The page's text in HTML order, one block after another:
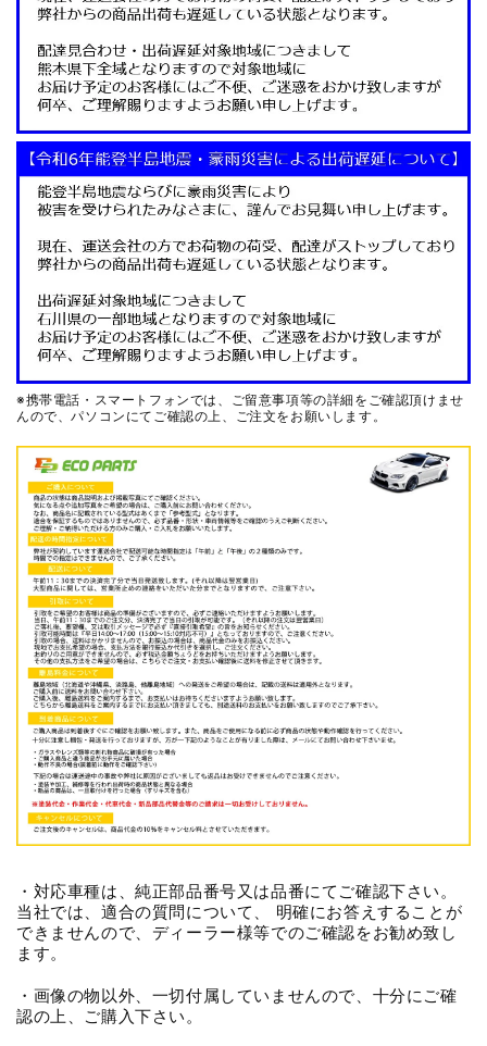
※携帯電話・スマートフォンでは、ご留意事項等の詳細をご確認頂けませ
んので、パソコンにてご確認の上、ご注文をお願いします。
・対応車種は、純正部品番号又は品番にてご確認下さい。
当社では、適合の質問について、 明確にお答えすることが
できませんので、ディーラー様等でのご確認をお勧め致し
ます。
・画像の物以外、一切付属していませんので、十分にご確
認の上、ご購入下さい。